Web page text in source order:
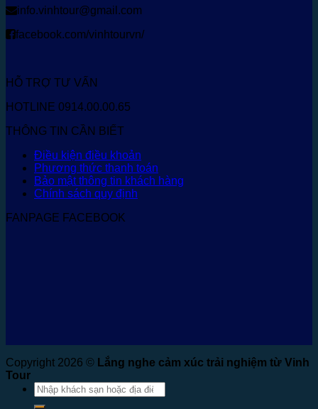
info.vinhtour@gmail.com
facebook.com/vinhtourvn/
HỖ TRỢ TƯ VẤN
HOTLINE 0914.00.00.65
THÔNG TIN CẦN BIẾT
Điều kiện điều khoản
Phương thức thanh toán
Bảo mật thông tin khách hàng
Chính sách quy định
FANPAGE FACEBOOK
Copyright 2026 © Lắng nghe cảm xúc trải nghiệm từ Vinh
Tour
Tìm
kiếm: